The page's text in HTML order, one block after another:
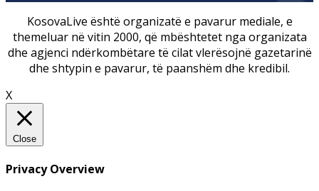
KosovaLive është organizatë e pavarur mediale, e
themeluar në vitin 2000, që mbështetet nga organizata
dhe agjenci ndërkombëtare të cilat vlerësojnë gazetarinë
dhe shtypin e pavarur, të paanshëm dhe kredibil.
X
Close
Privacy Overview